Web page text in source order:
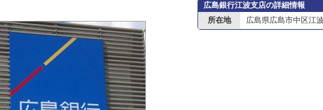
広島銀行江波支店の詳細情報
所在地
広島県広島市中区江